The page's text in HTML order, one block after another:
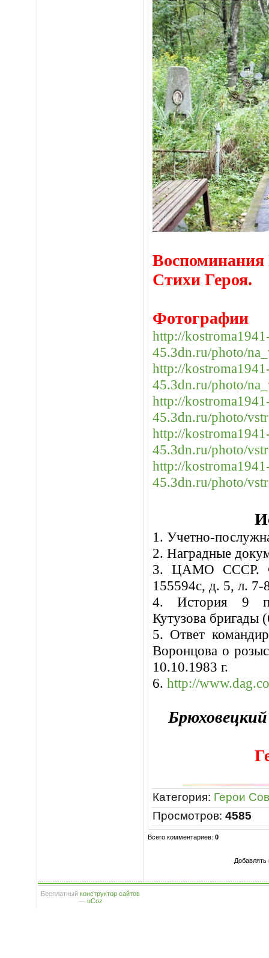
Воспоминания
Стихи Героя.
Фотографии
http://
45.3dn.ru/photo/
http://
45.3dn.ru/photo/
http://
45.3dn.ru/photo/
http://
45.3dn.ru/photo/
http://
45.3dn.ru/photo/
1. Учетно-
2. Наградные
3. ЦАМО СССР.
155594с, д. 5, л. 7-
4. История 9
Кутузова бригады
5. Ответ
Воронцова о
10.10.1983 г.
6. http://
Категория: Герои
Просмотров: 4585
Всего комментариев: 0
Добавлять
Бесплатный конструктор сайтов
— uCoz